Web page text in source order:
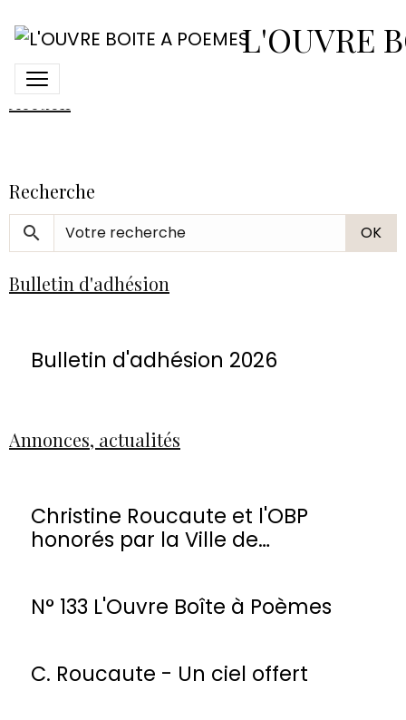
L'OUVRE
Sous-pages :
Accueil
Recherche
OK
Bulletin d'adhésion
Bulletin d'adhésion 2026
Annonces, actualités
Christine Roucaute et l'OBP
honorés par la Ville de
N° 133 L'Ouvre Boîte à Poèmes
C. Roucaute - Un ciel offert